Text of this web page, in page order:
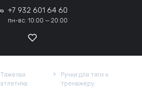
+7 932 601 64 60
пн-вс: 10:00 — 20:00
Тяжелая
атлетика
Ручки для тяги к
тренажеру